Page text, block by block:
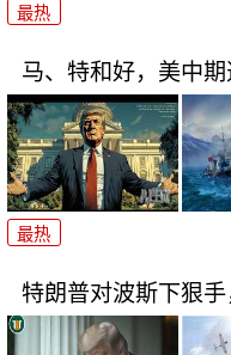
最热
马、特和好，美中期
最热
特朗普对波斯下狠手